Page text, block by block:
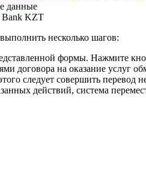
данные
Bank KZT
несколько шагов:
формы. Нажмите
договора на оказание услуг
следует совершить
действий, система